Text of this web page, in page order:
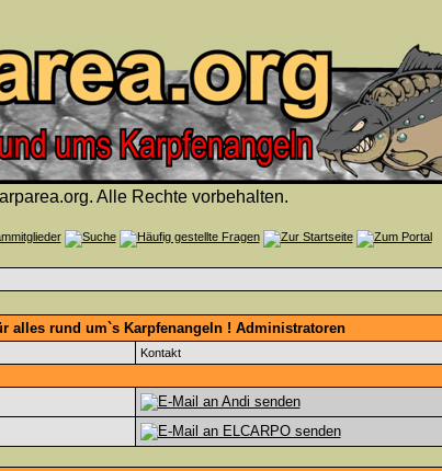
Alle Rechte vorbehalten.
alles rund um`s Karpfenangeln ! Administratoren
Kontakt